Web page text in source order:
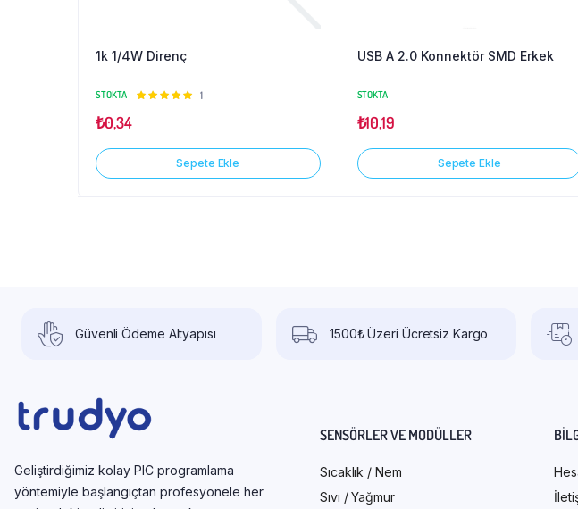
1k 1/4W Direnç
STOKTA
51
₺0,34
Sepete Ekle
USB A 2.0 Konnektör SMD Erkek
STOKTA
₺10,19
Sepete Ekle
Güvenli Ödeme Altyapısı 1500₺ Üzeri Ücretsiz Kargo
Geliştirdiğimiz kolay PIC programlama
yöntemiyle başlangıçtan profesyonele her
SENSÖRLER VE MODÜLLER
Sıcaklık / Nem
Sıvı / Yağmur